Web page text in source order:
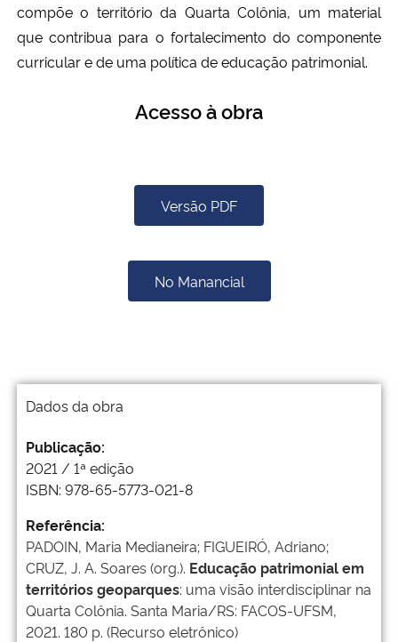
compõe o território da Quarta Colônia, um material
que contribua para o fortalecimento do componente
curricular e de uma política de educação patrimonial.
Acesso à obra
Versão PDF
No Manancial
Dados da obra
Publicação:
2021 / 1ª edição
ISBN: 978-65-5773-021-8
Referência:
PADOIN, Maria Medianeira; FIGUEIRÓ, Adriano;
CRUZ, J. A. Soares (org.). Educação patrimonial em
territórios geoparques: uma visão interdisciplinar na
Quarta Colônia. Santa Maria/RS: FACOS-UFSM,
2021. 180 p. (Recurso eletrônico)